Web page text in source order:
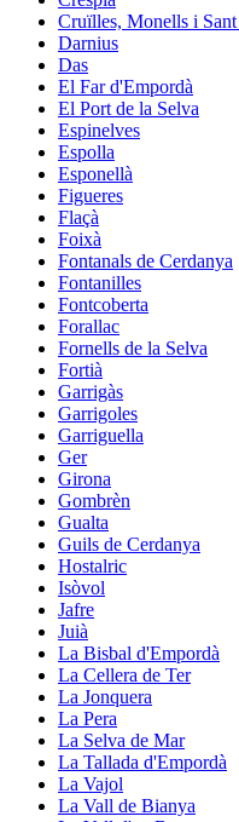
Cruïlles, Monells i
Darnius
Das
El Far d'Empordà
El Port de la Selva
Espinelves
Espolla
Esponellà
Figueres
Flaçà
Foixà
Fontanals de Cerdanya
Fontanilles
Fontcoberta
Forallac
Fornells de la Selva
Fortià
Garrigàs
Garrigoles
Garriguella
Ger
Girona
Gombrèn
Gualta
Guils de Cerdanya
Hostalric
Isòvol
Jafre
Juià
La Bisbal d'Empordà
La Cellera de Ter
La Jonquera
La Pera
La Selva de Mar
La Tallada d'Empordà
La Vajol
La Vall de Bianya